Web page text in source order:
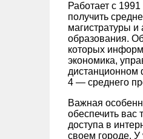
Работает с
получить
магистратуры
образования.
которых
экономика,
дистанционном
4 — среднего
Важная
обеспечить вас
доступа в
своем городе. У